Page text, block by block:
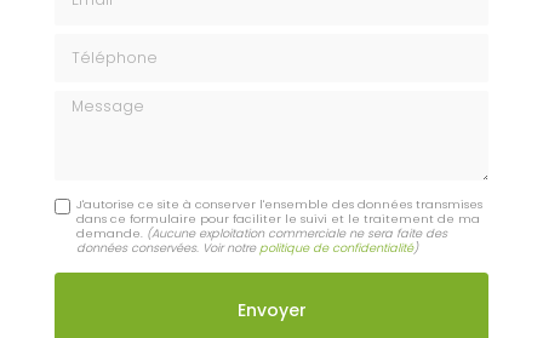
Message
J'autorise ce site à conserver l'ensemble des données transmises
dans ce formulaire pour faciliter le suivi et le traitement de ma
demande. (Aucune exploitation commerciale ne sera faite des
données conservées. Voir notrepolitique de confidentialité)